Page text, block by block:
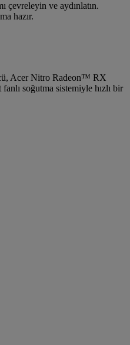
çevreleyin ve aydınlatın.
hazır.
Acer Nitro Radeon™ RX
soğutma sistemiyle hızlı bir